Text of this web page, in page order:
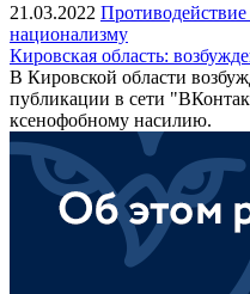
21.03.2022
национализму
Кировская область:
В Кировской области
публикации в сети
ксенофобному насилию.